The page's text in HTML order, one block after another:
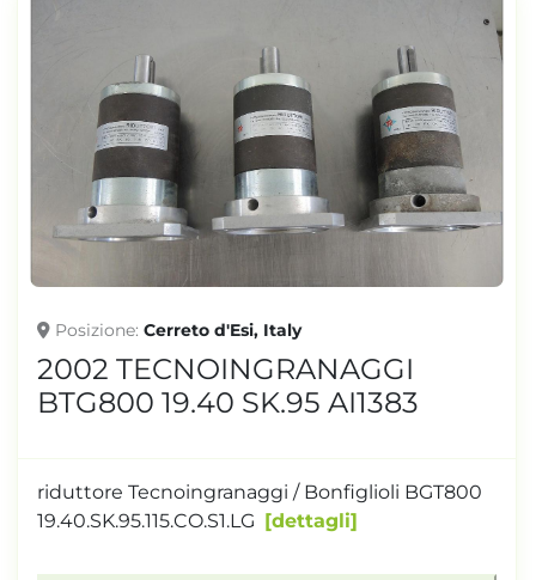
Posizione Cerreto d'Esi, Italy
2002 TECNOINGRANAGGI
BTG800 19.40 SK.95 AI1383
riduttore Tecnoingranaggi / Bonfiglioli BGT800
19.40.SK.95.115.CO.S1.LG
dettagli